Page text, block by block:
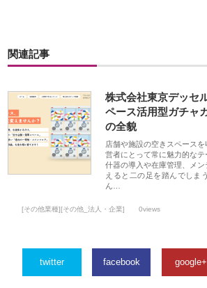
関連記事
株式会社東京デッセ
ペース活用型ガチャ
の全貌
店舗や施設の空きスペース
営者にとって常に魅力的な
什器の導入や在庫管理、メ
えると二の足を踏んでしま
ん…
[その他業種][その他_法人・企業] 0views
twitter facebook google+